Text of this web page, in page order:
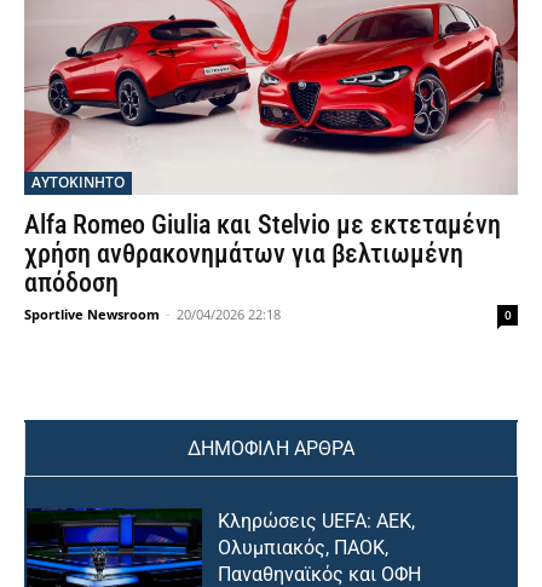
ΑΥΤΟΚΙΝΗΤΟ
Alfa Romeo Giulia και Stelvio με εκτεταμένη
χρήση ανθρακονημάτων για βελτιωμένη
απόδοση
Sportlive Newsroom - 20/04/2026 22:18 0
ΔΗΜΟΦΙΛΗ ΑΡΘΡΑ
Κληρώσεις UEFA: ΑΕΚ,
Ολυμπιακός, ΠΑΟΚ,
Παναθηναϊκός και ΟΦΗ